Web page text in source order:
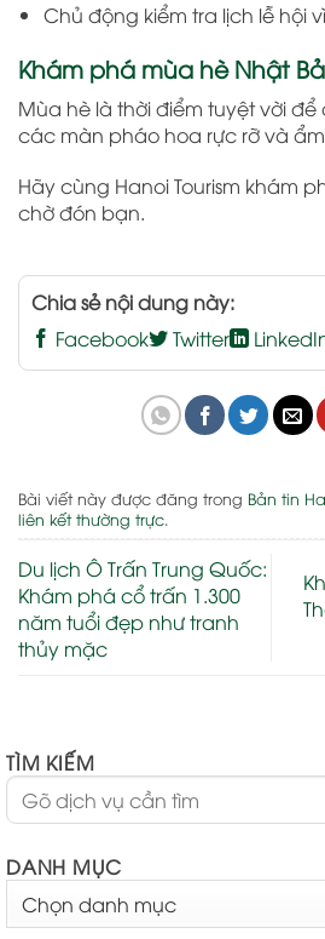
Chủ động kiểm tra lịch lễ hội
Khám phá mùa hè Nhật
Mùa hè là thời điểm tuyệt vời
các màn pháo hoa rực rỡ và
Hãy cùng Hanoi Tourism khám
chờ đón bạn.
Chia sẻ nội dung này:
Facebook
Twitter
Bài viết này được đăng trong Bản tin
liên kết thường trực.
Du lịch Ô Trấn Trung Quốc:
Khám phá cổ trấn 1.300
năm tuổi đẹp như tranh
thủy mặc
TÌM KIẾM
DANH MỤC
MỤC